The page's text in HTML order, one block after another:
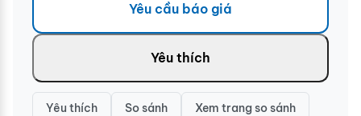
Yêu cầu báo giá
Yêu thích
Yêu thích So sánh Xem trang so sánh